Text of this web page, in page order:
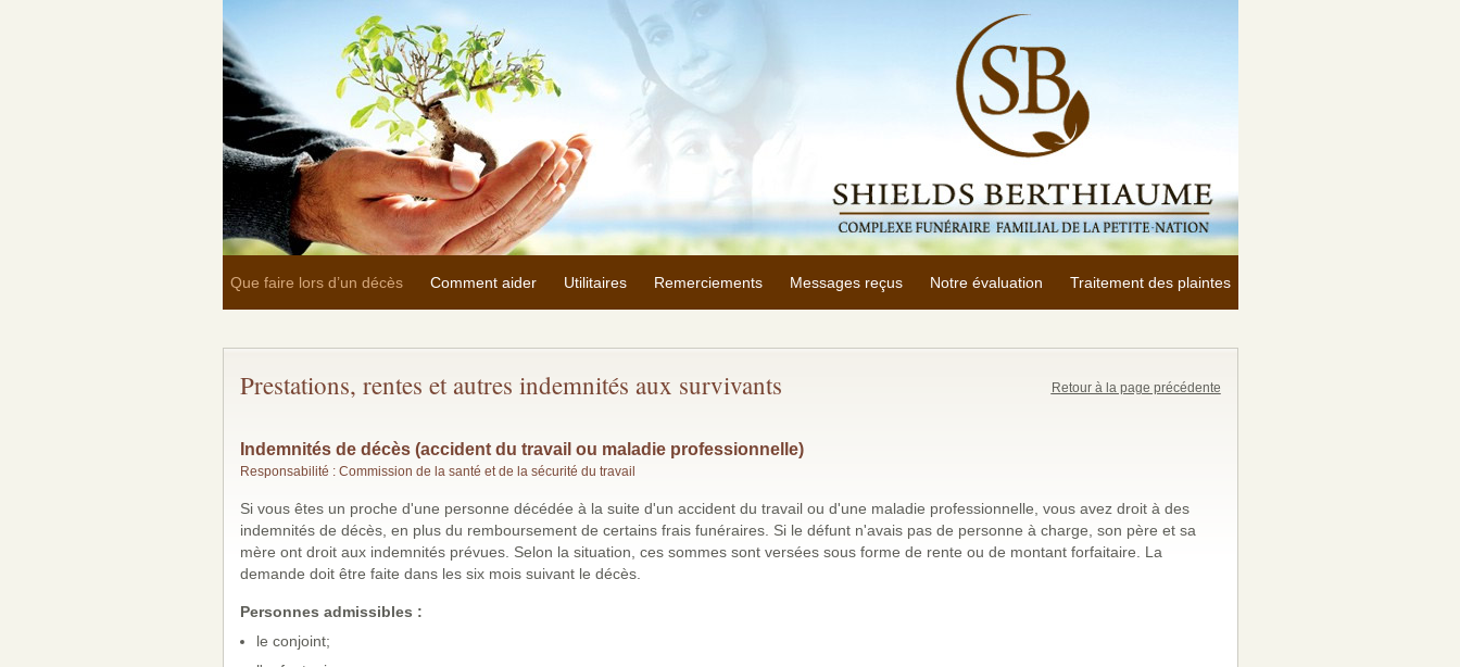
Que faire lors d’un décès Comment aider Utilitaires Remerciements Messages reçus Notre évaluation Traitement des plaintes
Retour à la page précédente
Prestations, rentes et autres indemnités aux survivants
Indemnités de décès (accident du travail ou maladie professionnelle)
Responsabilité : Commission de la santé et de la sécurité du travail
Si vous êtes un proche d'une personne décédée à la suite d'un accident du travail ou d'une maladie professionnelle, vous avez droit à des
indemnités de décès, en plus du remboursement de certains frais funéraires. Si le défunt n'avais pas de personne à charge, son père et sa
mère ont droit aux indemnités prévues. Selon la situation, ces sommes sont versées sous forme de rente ou de montant forfaitaire. La
demande doit être faite dans les six mois suivant le décès.
Personnes admissibles :
le conjoint;